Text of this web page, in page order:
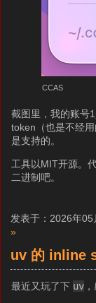
CCAS
截图里，我的账号
token（也是不经
是支持的。
工具以MIT开源。
二进制吧。
发表于：2026年
»
uv 的 inline
最近又玩了下 uv